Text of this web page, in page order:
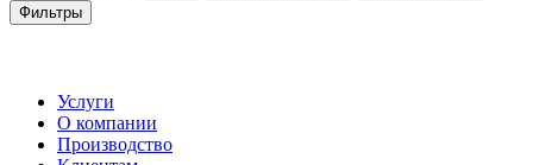
Фильтры
Услуги
О компании
Производство